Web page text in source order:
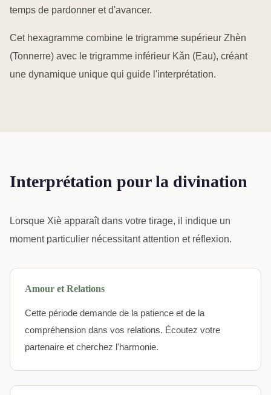
temps de pardonner et d'avancer.
Cet hexagramme combine le trigramme supérieur Zhèn
(Tonnerre) avec le trigramme inférieur Kǎn (Eau), créant
une dynamique unique qui guide l'interprétation.
Interprétation pour la divination
Lorsque Xiè apparaît dans votre tirage, il indique un
moment particulier nécessitant attention et réflexion.
Amour et Relations
Cette période demande de la patience et de la
compréhension dans vos relations. Écoutez votre
partenaire et cherchez l'harmonie.